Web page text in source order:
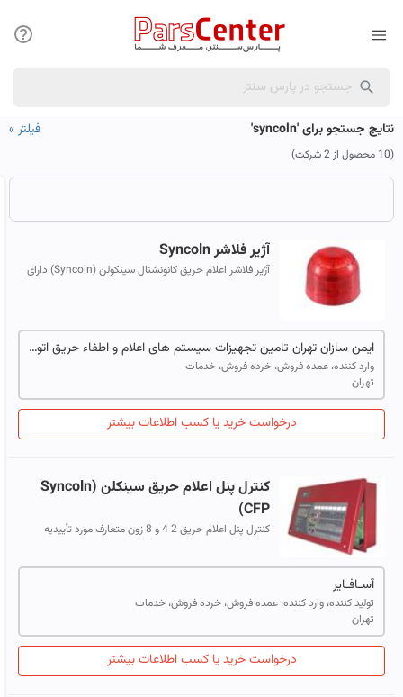
نتایج جستجو برای 'syncoln'
(10 محصول از 2 شرکت)
فیلتر»
آژیر فلاشرSyncoln
آژیر فلاشر اعلام حریق کانونشنال سینکولن (Syncoln) دارای
ایمن سازان تهران تامین تجهیزات سیستم های اعلام و اطفاء حریق اتوماتیک
وارد کننده، عمده فروش، خرده فروش، خدمات
تهران
درخواست خرید یا کسب اطلاعات بیشتر
کنترل پنل اعلام حریق سینکلن (Syncoln
CFP)
کنترل پنل اعلام حریق 2 4 و 8 زون متعارف مورد تأییدیه
آسـافـایر
تولید کننده، وارد کننده، عمده فروش، خرده فروش، خدمات
تهران
درخواست خرید یا کسب اطلاعات بیشتر